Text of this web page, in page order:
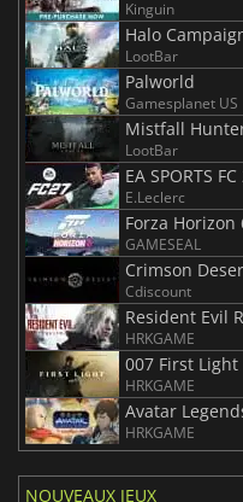
Kinguin
Halo
LootBar
Palworld
Gamesplanet US
Mistfall
LootBar
EA SPORTS
E.Leclerc
Forza Horizon
GAMESEAL
Crimson
Cdiscount
Resident Evil
HRKGAME
007 First Light
HRKGAME
Avatar
HRKGAME
NOUVEAUX JEUX